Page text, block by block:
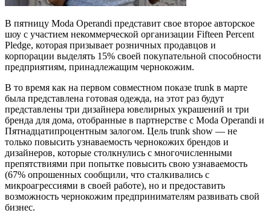
В пятницу Moda Operandi представит свое второе авторское
шоу с участием некоммерческой организации Fifteen Percent
Pledge, которая призывает розничных продавцов и
корпорации выделять 15% своей покупательной способности
предприятиям, принадлежащим чернокожим.
В то время как на первом совместном показе trunk в марте
была представлена готовая одежда, на этот раз будут
представлены три дизайнера ювелирных украшений и три
бренда для дома, отобранные в партнерстве с Moda Operandi и
Пятнадцатипроцентным залогом. Цель trunk show — не
только повысить узнаваемость чернокожих брендов и
дизайнеров, которые столкнулись с многочисленными
препятствиями при попытке повысить свою узнаваемость
(67% опрошенных сообщили, что сталкивались с
микроагрессиями в своей работе), но и предоставить
возможность чернокожим предпринимателям развивать свой
бизнес.